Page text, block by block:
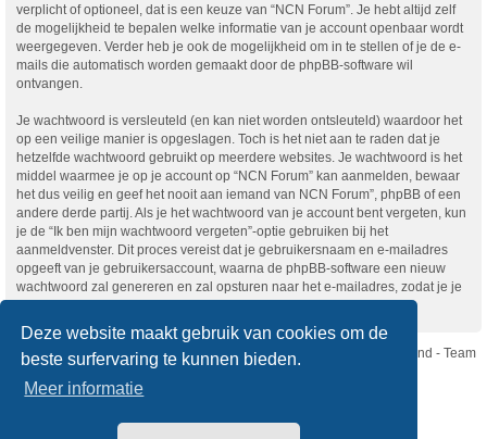
Deze website maakt gebruik van cookies om de
beste surfervaring te kunnen bieden.
Meer informatie
verplicht of optioneel, dat is een keuze van “NCN Forum”. Je hebt altijd zelf
de mogelijkheid te bepalen welke informatie van je account openbaar wordt
weergegeven. Verder heb je ook de mogelijkheid om in te stellen of je de e-
mails die automatisch worden gemaakt door de phpBB-software wil
ontvangen.
Je wachtwoord is versleuteld (en kan niet worden ontsleuteld) waardoor het
op een veilige manier is opgeslagen. Toch is het niet aan te raden dat je
hetzelfde wachtwoord gebruikt op meerdere websites. Je wachtwoord is het
middel waarmee je op je account op “NCN Forum” kan aanmelden, bewaar
het dus veilig en geef het nooit aan iemand van NCN Forum”, phpBB of een
andere derde partij. Als je het wachtwoord van je account bent vergeten, kun
je de “Ik ben mijn wachtwoord vergeten”-optie gebruiken bij het
aanmeldvenster. Dit proces vereist dat je gebruikersnaam en e-mailadres
opgeeft van je gebruikersaccount, waarna de phpBB-software een nieuw
wachtwoord zal genereren en zal opsturen naar het e-mailadres, zodat je je
opnieuw kunt aanmelden.
Nikon Club Nederland - Team
Forum
Copyright © Nikon Club Nederland 2023